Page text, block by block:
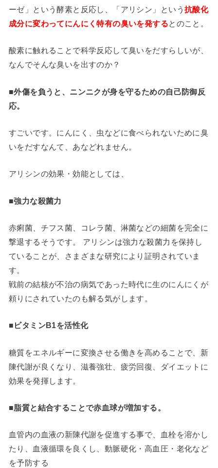
ーゼ」という酵素と反応し、「アリシン」という 抗酸化
成分に変わってにんにく特有の臭いを発するとのこと。
酸素に触れることで科学反応して臭いをだすらしいが、
なんでそんな臭いを出すのか？
■外傷を負うと、ニンニクが身を守るための自己防御反
応。
すごいです。にんにく、虫などに食べられないために臭
いをだすなんて、あなどれません。
アリシンの効果・効能としては、
■強力な殺菌力
赤痢菌、チフス菌、コレラ菌、淋菌などの細菌を完全に
撃退するそうです。 アリシンは強力な殺菌力を保持し
ていることが、さまざまな研究により証明されていま
す。
戦前の結核が不治の病気であった時代に生のにんにくが
頼りにされていたのも解る気がします。
■ビタミンB1を活性化
糖質をエネルギーに変換させる働きを高めることで、新
陳代謝が良くなり、滋養強壮、疲労回復、ダイエットに
効果を発揮します。
■脂質と結合することで赤血球が増加する。
血管内の血液の新陳代謝を促進する事で、血栓を溶かし
たり、血液循環を良くし、動脈硬化・高血圧・老化など
を予防する